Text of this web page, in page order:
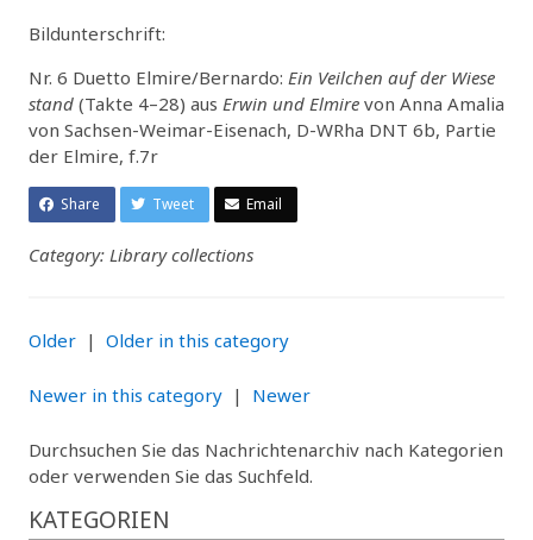
Bildunterschrift:
Nr. 6 Duetto Elmire/Bernardo: Ein Veilchen auf der Wiese
stand (Takte 4–28) aus Erwin und Elmire von Anna Amalia
von Sachsen-Weimar-Eisenach, D-WRha DNT 6b, Partie
der Elmire, f.7r
Share Tweet Email
Category: Library collections
Older | Older in this category
Newer in this category | Newer
Durchsuchen Sie das Nachrichtenarchiv nach Kategorien
oder verwenden Sie das Suchfeld.
KATEGORIEN